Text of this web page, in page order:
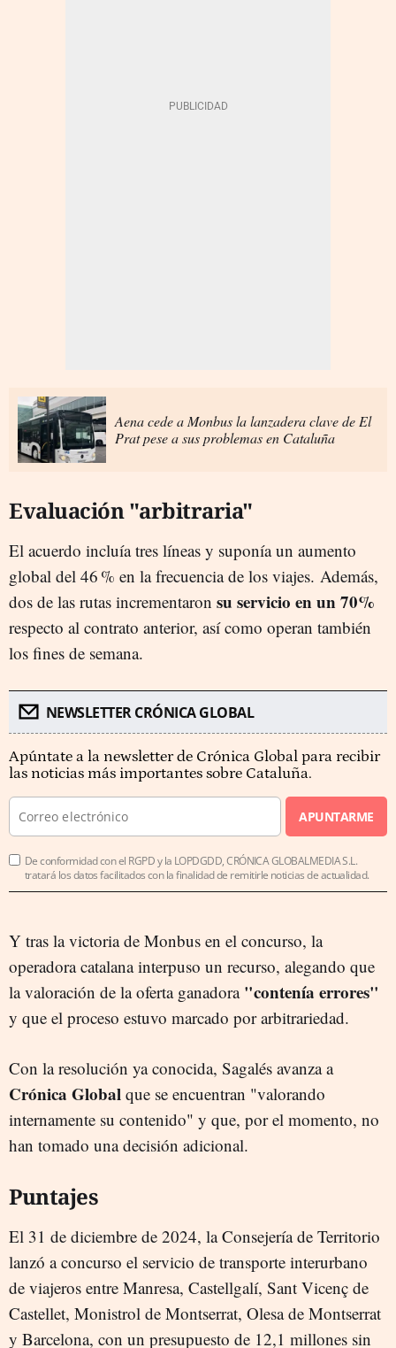
Aena cede a Monbus la lanzadera clave de El
Prat pese a sus problemas en Cataluña
Evaluación "arbitraria"
El acuerdo incluía tres líneas y suponía un aumento
global del 46 % en la frecuencia de los viajes. Además,
dos de las rutas incrementaron su servicio en un 70%
respecto al contrato anterior, así como operan también
los fines de semana.
NEWSLETTER CRÓNICA GLOBAL
Apúntate a la newsletter de Crónica Global para recibir
las noticias más importantes sobre Cataluña.
APUNTARME
De conformidad con el RGPD y la LOPDGDD, CRÓNICA GLOBALMEDIA S.L.
tratará los datos facilitados con la finalidad de remitirle noticias de actualidad.
Y tras la victoria de Monbus en el concurso, la
operadora catalana interpuso un recurso, alegando que
la valoración de la oferta ganadora"contenía errores"
y que el proceso estuvo marcado por arbitrariedad.
Con la resolución ya conocida, Sagalés avanza a
Crónica Global que se encuentran "valorando
internamente su contenido" y que, por el momento, no
han tomado una decisión adicional.
Puntajes
El 31 de diciembre de 2024, la Consejería de Territorio
lanzó a concurso el servicio de transporte interurbano
de viajeros entre Manresa, Castellgalí, Sant Vicenç de
Castellet, Monistrol de Montserrat, Olesa de Montserrat
y Barcelona, con un presupuesto de 12,1 millones sin